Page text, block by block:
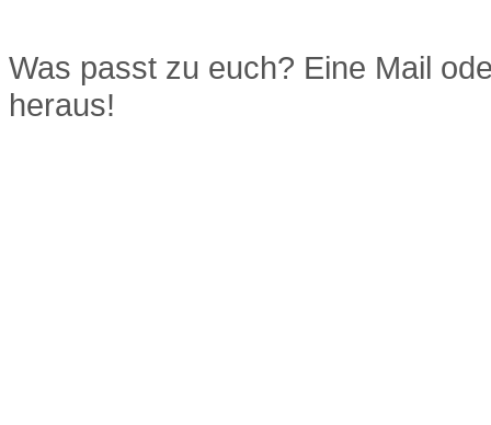
Was passt zu euch? Eine Mail
heraus!